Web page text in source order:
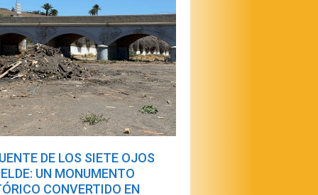
DE LOS SIETE OJOS
UN MONUMENTO
CONVERTIDO EN